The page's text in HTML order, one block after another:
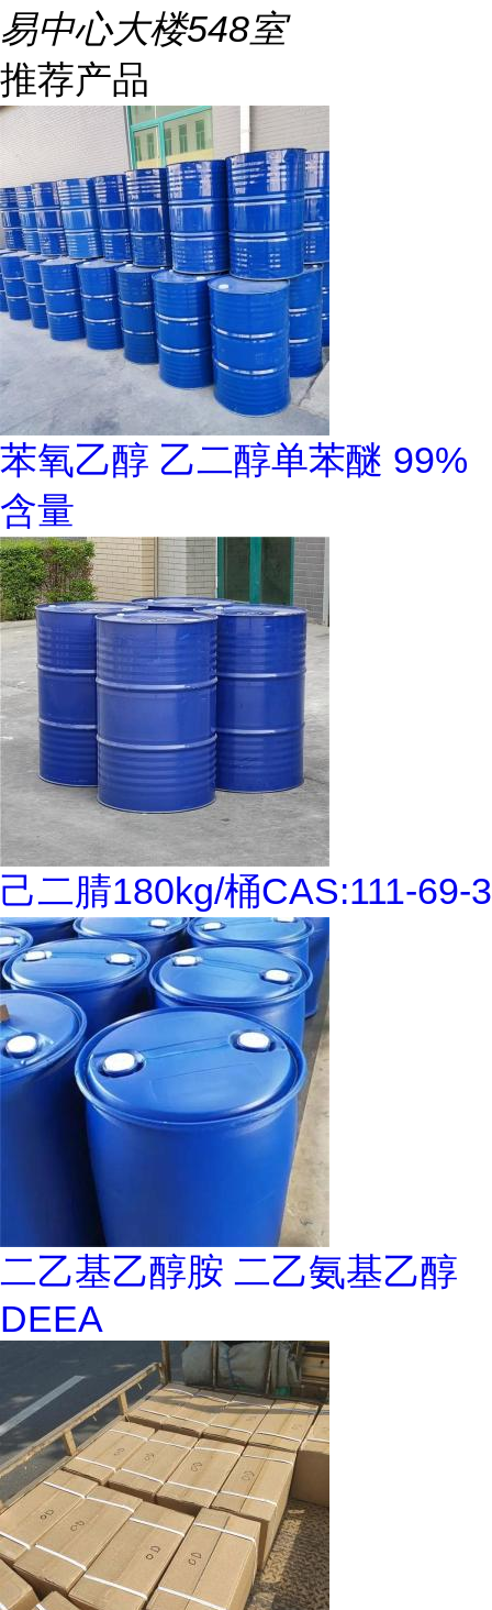
易中心大楼548室
推荐产品
苯氧乙醇 乙二醇单苯醚 99%
含量
己二腈180kg/桶CAS:111-69-3
二乙基乙醇胺 二乙氨基乙醇
DEEA